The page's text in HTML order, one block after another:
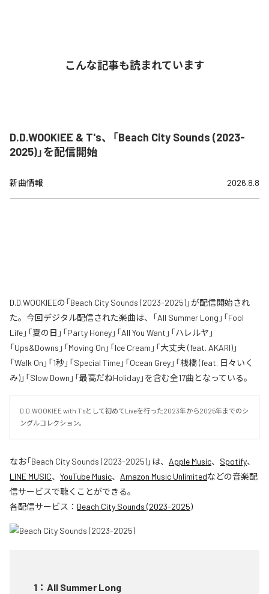
こんな記事も読まれています
D.D.WOOKIEE & T's、「Beach City Sounds (2023-
2025)」を配信開始
新曲情報 2026.8.8
D.D.WOOKIEEの「Beach City Sounds (2023-2025)」が配信開始され
た。今回デジタル配信された楽曲は、「All Summer Long」「Fool
Life」「夏の日」「Party Honey」「All You Want」「ハレルヤ」
「Ups&Downs」「Moving On」「Ice Cream」「大丈夫 (feat. AKARI)」
「Walk On」「1秒」「Special Time」「Ocean Grey」「桟橋 (feat. 日々いく
み)」「Slow Down」「最高だねHoliday」を含む全17曲となっている。
D.D.WOOKIEE with T'sとして初めてLiveを行った2023年から2025年までのシ
ングルコレクション。
なお「Beach City Sounds (2023-2025)」は、 Apple Music、 Spotify、
LINE MUSIC、 YouTube Music、 Amazon Music Unlimitedなどの音楽配
信サービスで聴くことができる。
各配信サービス： Beach City Sounds (2023-2025)
1 ： All Summer Long